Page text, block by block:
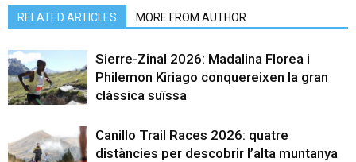
RELATED ARTICLES MORE FROM AUTHOR
Sierre-Zinal 2026: Madalina Florea i
Philemon Kiriago conquereixen la gran
clàssica suïssa
Canillo Trail Races 2026: quatre
distàncies per descobrir l’alta muntanya